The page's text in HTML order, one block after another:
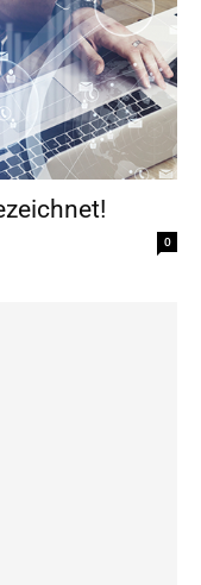
0